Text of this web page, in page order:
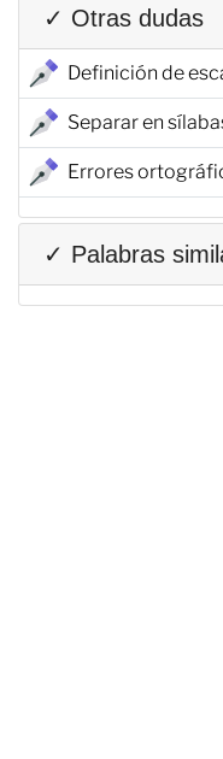
✓ Otras dudas
Definición de
Separar en
Errores
✓ Palabras